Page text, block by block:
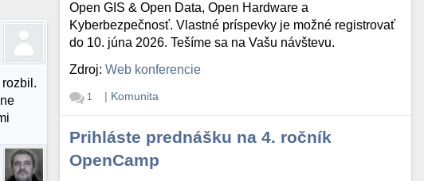
Open GIS & Open Data, Open Hardware a
Kyberbezpečnosť. Vlastné príspevky je možné registrovať
do 10. júna 2026. Tešíme sa na Vašu návštevu.
Zdroj:Web konferencie
1 | Komunita
Prihláste prednášku na 4. ročník
OpenCamp